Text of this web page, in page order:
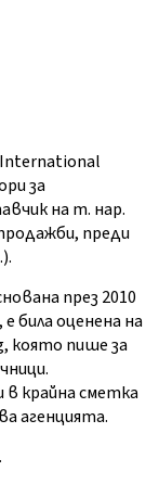
International
за
на т. нар.
преди
през 2010
била оценена на
която пише за
в крайна сметка
агенцията.